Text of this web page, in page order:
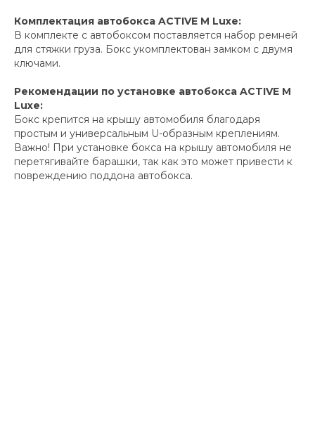
Комплектация автобокса ACTIVE M Luxe:
В комплекте с автобоксом поставляется набор ремней
для стяжки груза. Бокс укомплектован замком с двумя
ключами.
Рекомендации по установке автобокса ACTIVE M
Luxe:
Бокс крепится на крышу автомобиля благодаря
простым и универсальным U-образным креплениям.
Важно! При установке бокса на крышу автомобиля не
перетягивайте барашки, так как это может привести к
повреждению поддона автобокса.